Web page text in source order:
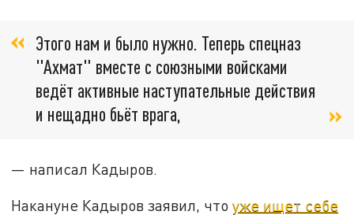
Этого нам и было нужно. Теперь спецназ
"Ахмат" вместе с союзными войсками
ведёт активные наступательные действия
и нещадно бьёт врага,
— написал Кадыров.
Накануне Кадыров заявил, чтоуже ищет себе